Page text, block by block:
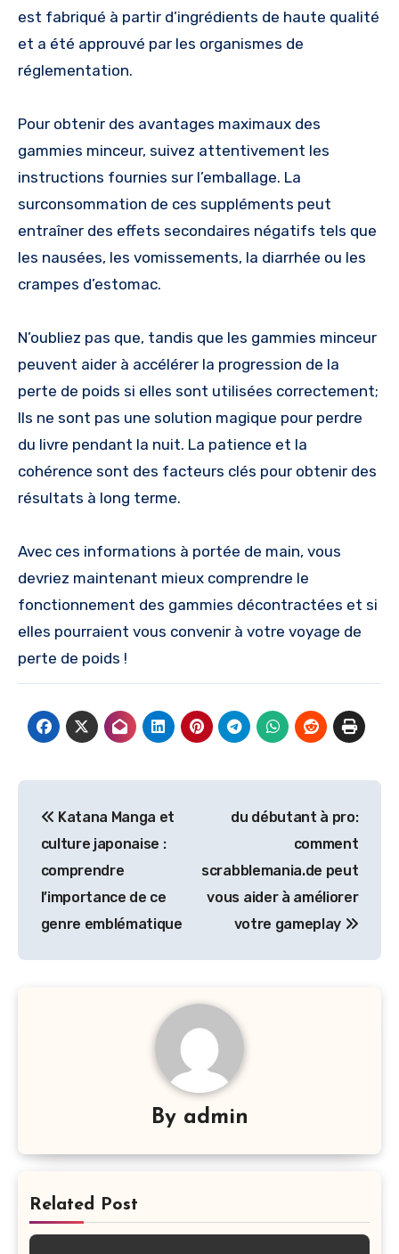
est fabriqué à partir d’ingrédients de haute qualité
et a été approuvé par les organismes de
réglementation.
Pour obtenir des avantages maximaux des
gammies minceur, suivez attentivement les
instructions fournies sur l’emballage. La
surconsommation de ces suppléments peut
entraîner des effets secondaires négatifs tels que
les nausées, les vomissements, la diarrhée ou les
crampes d’estomac.
N’oubliez pas que, tandis que les gammies minceur
peuvent aider à accélérer la progression de la
perte de poids si elles sont utilisées correctement;
Ils ne sont pas une solution magique pour perdre
du livre pendant la nuit. La patience et la
cohérence sont des facteurs clés pour obtenir des
résultats à long terme.
Avec ces informations à portée de main, vous
devriez maintenant mieux comprendre le
fonctionnement des gammies décontractées et si
elles pourraient vous convenir à votre voyage de
perte de poids !
navigation
Katana Manga et
culture japonaise :
comprendre
l’importance de ce
genre emblématique
du débutant à pro:
comment
scrabblemania.de peut
vous aider à améliorer
votre gameplay
By admin
Related Post